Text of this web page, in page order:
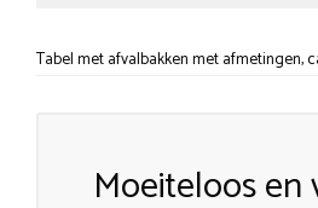
Tabel met afvalbakken met afmetingen,
Moeiteloos en